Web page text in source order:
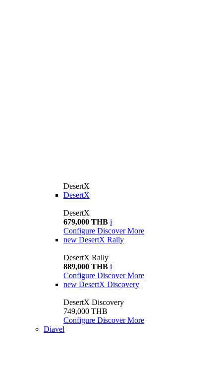
DesertX
DesertX
DesertX
679,000 THB i
Configure Discover More
new DesertX Rally
DesertX Rally
889,000 THB i
Configure Discover More
new DesertX Discovery
DesertX Discovery
749,000 THB
Configure Discover More
Diavel